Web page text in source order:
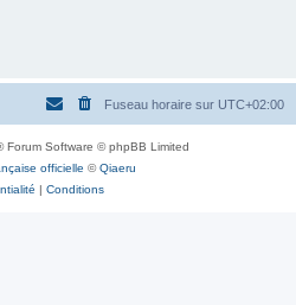
Fuseau horaire sur UTC+02:00
Forum Software © phpBB Limited
officielle ©Qiaeru
| Conditions